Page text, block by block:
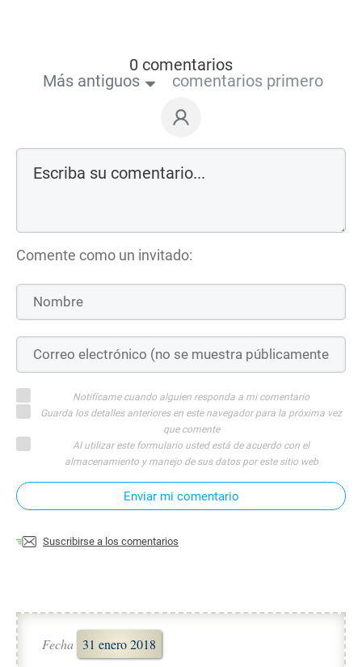
0 comentarios
Más antiguos
comentarios primero
Comente como un invitado:
Notifícame cuando alguien responda a mi comentario
Guarda los detalles anteriores en este navegador para la próxima vez
que comente
Al utilizar este formulario usted está de acuerdo con el
almacenamiento y manejo de sus datos por este sitio web
Enviar mi comentario
Suscribirse a los comentarios
Fecha 31 enero 2018